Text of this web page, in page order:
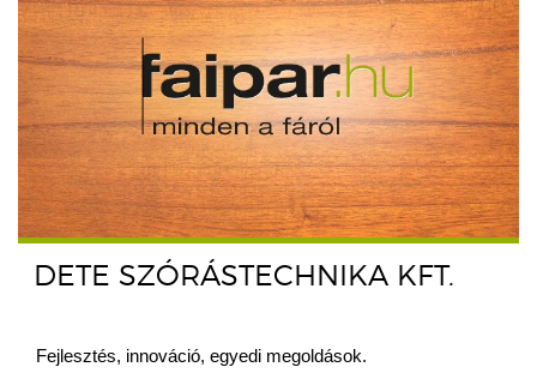
DETE SZÓRÁSTECHNIKA KFT.
Fejlesztés, innováció, egyedi megoldások.